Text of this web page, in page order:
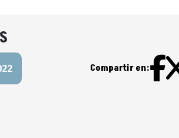
Compartir en: